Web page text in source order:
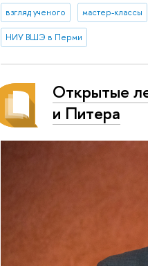
взгляд ученого мастер-классы
НИУ ВШЭ в Перми
Открытые
и Питера